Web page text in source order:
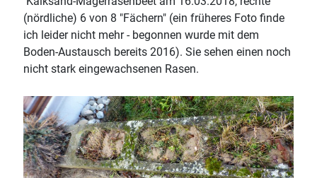
(nördliche) 6 von 8 "Fächern" (ein früheres Foto finde
ich leider nicht mehr - begonnen wurde mit dem
Boden-Austausch bereits 2016). Sie sehen einen noch
nicht stark eingewachsenen Rasen.